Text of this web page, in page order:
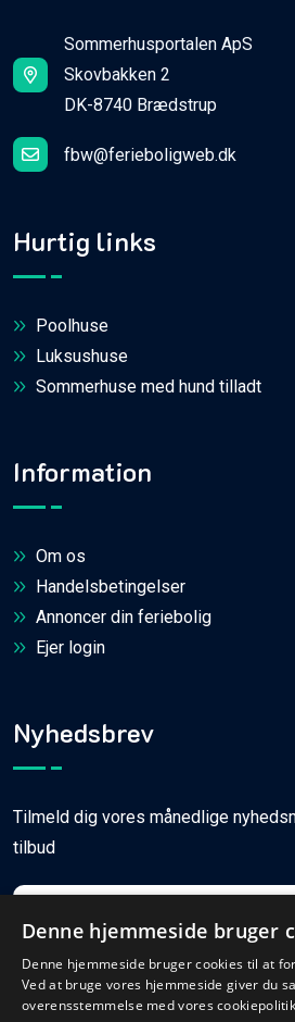
Sommerhusportalen ApS
Skovbakken 2
DK-8740 Brædstrup
fbw@ferieboligweb.dk
Hurtig links
Poolhuse
Luksushuse
Sommerhuse med hund tilladt
Information
Om os
Handelsbetingelser
Annoncer din feriebolig
Ejer login
Nyhedsbrev
Tilmeld dig vores månedlige
tilbud
Tilmeld
Denne hjemmeside bruger
Denne hjemmeside bruger cookies til at
Ved at bruge vores hjemmeside giver du
overensstemmelse med vores